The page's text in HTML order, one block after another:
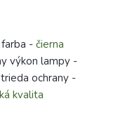
farba - čierna
výkon lampy -
trieda ochrany -
kvalita